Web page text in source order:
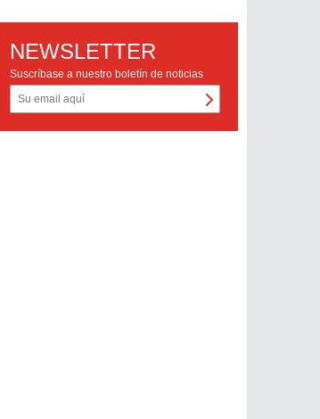
NEWSLETTER
Suscríbase a nuestro boletín de noticias